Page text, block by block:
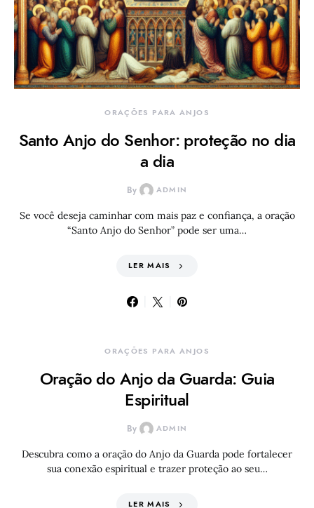
ORAÇÕES PARA ANJOS
Santo Anjo do Senhor: proteção no dia
a dia
By ADMIN
Se você deseja caminhar com mais paz e confiança, a oração
“Santo Anjo do Senhor” pode ser uma…
LER MAIS
ORAÇÕES PARA ANJOS
Oração do Anjo da Guarda: Guia
Espiritual
By ADMIN
Descubra como a oração do Anjo da Guarda pode fortalecer
sua conexão espiritual e trazer proteção ao seu…
LER MAIS